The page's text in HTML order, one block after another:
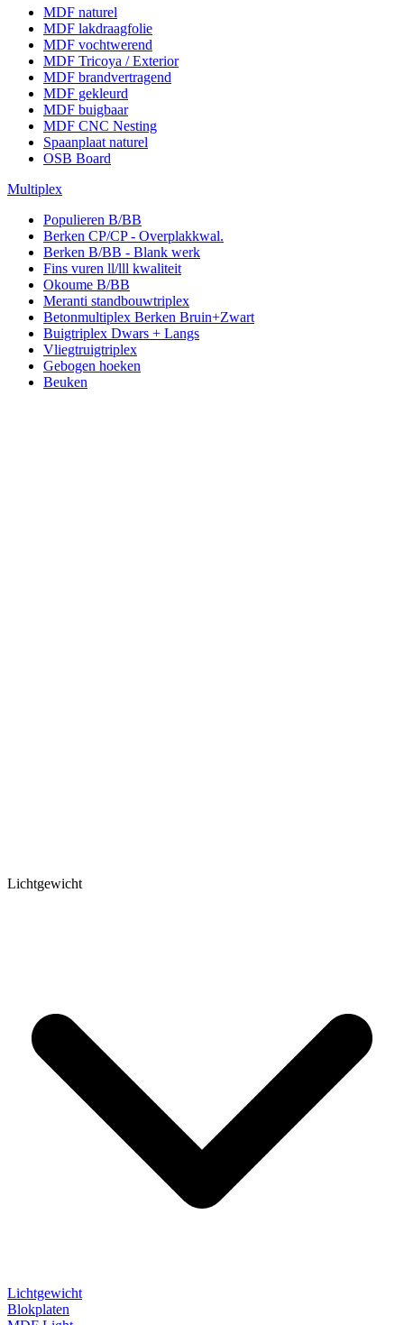
MDF naturel
MDF lakdraagfolie
MDF vochtwerend
MDF Tricoya / Exterior
MDF brandvertragend
MDF gekleurd
MDF buigbaar
MDF CNC Nesting
Spaanplaat naturel
OSB Board
Multiplex
Populieren B/BB
Berken CP/CP - Overplakkwal.
Berken B/BB - Blank werk
Fins vuren ll/lll kwaliteit
Okoume B/BB
Meranti standbouwtriplex
Betonmultiplex Berken Bruin+Zwart
Buigtriplex Dwars + Langs
Vliegtruigtriplex
Gebogen hoeken
Beuken
Lichtgewicht
Lichtgewicht
Blokplaten